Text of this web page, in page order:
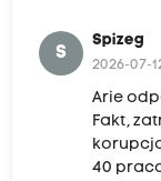
S
Spizeg
2026-07-
Arie
Fakt,
40